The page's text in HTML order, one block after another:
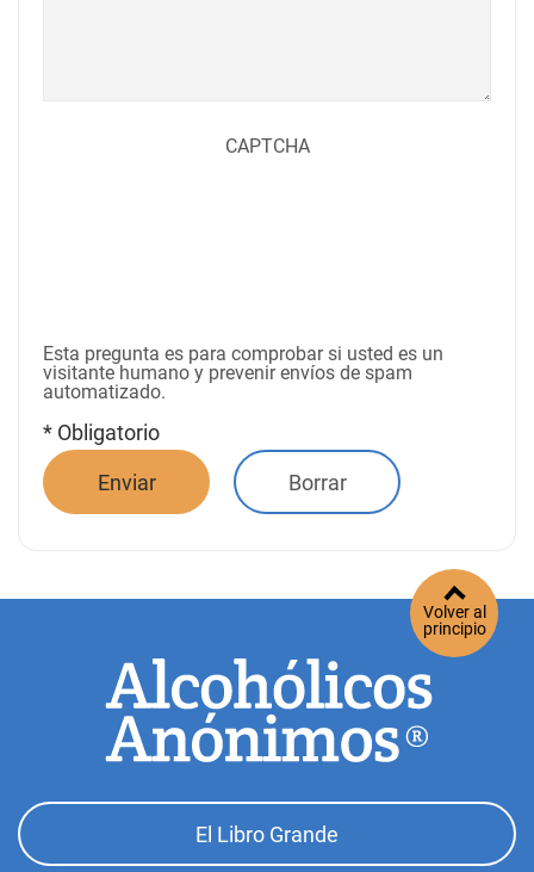
CAPTCHA
Esta pregunta es para comprobar si usted es un
visitante humano y prevenir envíos de spam
automatizado.
* Obligatorio
Volver al
principio
Footer
Top
El Libro Grande